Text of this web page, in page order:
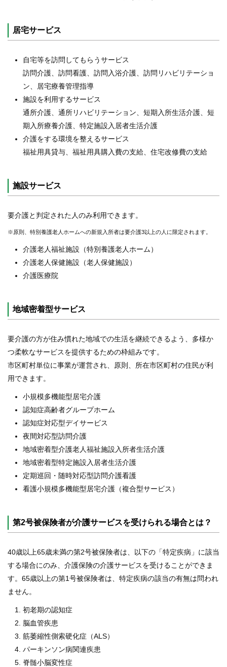
居宅サービス
自宅等を訪問してもらうサービス
訪問介護、訪問看護、訪問入浴介護、訪問リハビリテーショ
ン、居宅療養管理指導
施設を利用するサービス
通所介護、通所リハビリテーション、短期入所生活介護、短
期入所療養介護、特定施設入居者生活介護
介護をする環境を整えるサービス
福祉用具貸与、福祉用具購入費の支給、住宅改修費の支給
施設サービス
要介護と判定された人のみ利用できます。
※原則、特別養護老人ホームへの新規入所者は要介護3以上の人に限定されます。
介護老人福祉施設（特別養護老人ホーム）
介護老人保健施設（老人保健施設）
介護医療院
地域密着型サービス
要介護の方が住み慣れた地域での生活を継続できるよう、多様か
つ柔軟なサービスを提供するための枠組みです。
市区町村単位に事業が運営され、原則、所在市区町村の住民が利
用できます。
小規模多機能型居宅介護
認知症高齢者グループホーム
認知症対応型デイサービス
夜間対応型訪問介護
地域密着型介護老人福祉施設入所者生活介護
地域密着型特定施設入居者生活介護
定期巡回・随時対応型訪問介護看護
看護小規模多機能型居宅介護（複合型サービス）
第2号被保険者が介護サービスを受けられる場合とは？
40歳以上65歳未満の第2号被保険者は、以下の「特定疾病」に該当
する場合にのみ、介護保険の介護サービスを受けることができま
す。65歳以上の第1号被保険者は、特定疾病の該当の有無は問われ
ません。
初老期の認知症
脳血管疾患
筋萎縮性側索硬化症（ALS）
パーキンソン病関連疾患
脊髄小脳変性症